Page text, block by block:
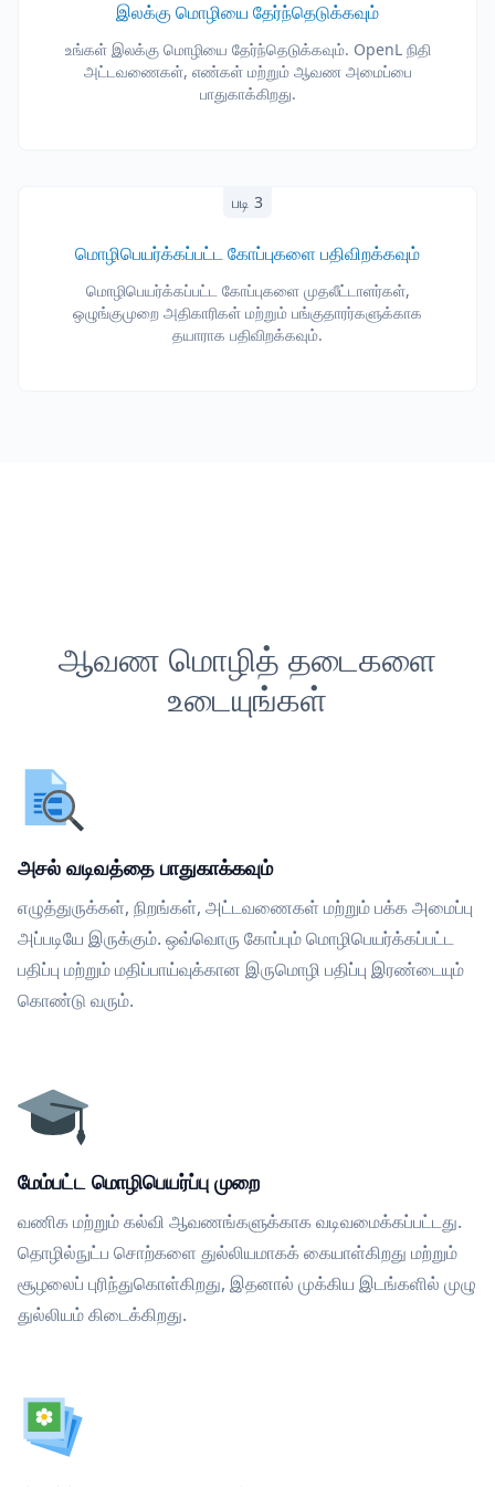
இலக்கு மொழியை தேர்ந்தெடுக்கவும்
உங்கள் இலக்கு மொழியை தேர்ந்தெடுக்கவும். OpenL நிதி
அட்டவணைகள், எண்கள் மற்றும் ஆவண அமைப்பை
பாதுகாக்கிறது.
படி 3
மொழிபெயர்க்கப்பட்ட கோப்புகளை பதிவிறக்கவும்
மொழிபெயர்க்கப்பட்ட கோப்புகளை முதலீட்டாளர்கள்,
ஒழுங்குமுறை அதிகாரிகள் மற்றும் பங்குதாரர்களுக்காக
தயாராக பதிவிறக்கவும்.
ஆவண மொழித் தடைகளை
உடையுங்கள்
அசல் வடிவத்தை பாதுகாக்கவும்
எழுத்துருக்கள், நிறங்கள், அட்டவணைகள் மற்றும் பக்க அமைப்பு
அப்படியே இருக்கும். ஒவ்வொரு கோப்பும் மொழிபெயர்க்கப்பட்ட
பதிப்பு மற்றும் மதிப்பாய்வுக்கான இருமொழி பதிப்பு இரண்டையும்
கொண்டு வரும்.
மேம்பட்ட மொழிபெயர்ப்பு முறை
வணிக மற்றும் கல்வி ஆவணங்களுக்காக வடிவமைக்கப்பட்டது.
தொழில்நுட்ப சொற்களை துல்லியமாகக் கையாள்கிறது மற்றும்
சூழலைப் புரிந்துகொள்கிறது, இதனால் முக்கிய இடங்களில் முழு
துல்லியம் கிடைக்கிறது.